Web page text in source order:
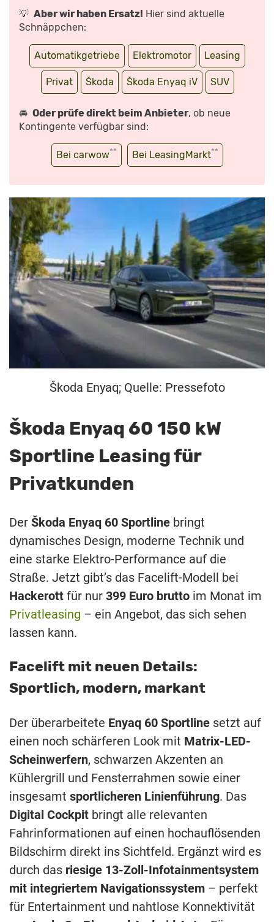
💡 Aber wir haben Ersatz! Hier sind aktuelle
Schnäppchen:
Automatikgetriebe Elektromotor Leasing
Privat Škoda Škoda Enyaq iV SUV
🚘 Oder prüfe direkt beim Anbieter, ob neue
Kontingente verfügbar sind:
Bei carwow** Bei LeasingMarkt**
Škoda Enyaq; Quelle: Pressefoto
Škoda Enyaq 60 150 kW
Sportline Leasing für
Privatkunden
Der Škoda Enyaq 60 Sportline bringt
dynamisches Design, moderne Technik und
eine starke Elektro-Performance auf die
Straße. Jetzt gibt’s das Facelift-Modell bei
Hackerott für nur 399 Euro brutto im Monat im
Privatleasing – ein Angebot, das sich sehen
lassen kann.
Facelift mit neuen Details:
Sportlich, modern, markant
Der überarbeitete Enyaq 60 Sportline setzt auf
einen noch schärferen Look mit Matrix-LED-
Scheinwerfern, schwarzen Akzenten an
Kühlergrill und Fensterrahmen sowie einer
insgesamt sportlicheren Linienführung. Das
Digital Cockpit bringt alle relevanten
Fahrinformationen auf einen hochauflösenden
Bildschirm direkt ins Sichtfeld. Ergänzt wird es
durch das riesige 13-Zoll-Infotainmentsystem
mit integriertem Navigationssystem – perfekt
für Entertainment und nahtlose Konnektivität
ANZEIGEN